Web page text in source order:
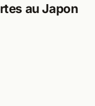
au Japon